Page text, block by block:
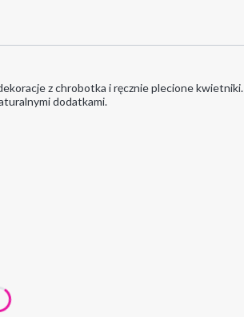
z chrobotka i ręcznie plecione kwietniki.
dodatkami.